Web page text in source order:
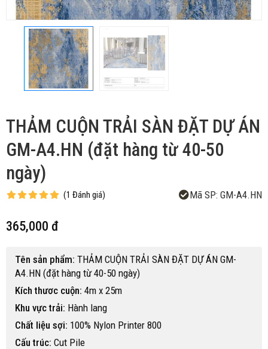
THẢM CUỘN TRẢI SÀN ĐẶT DỰ ÁN
GM-A4.HN (đặt hàng từ 40-50
ngày)
(1 Đánh giá) Mã SP: GM-A4.HN
365,000 đ
Tên sản phẩm: THẢM CUỘN TRẢI SÀN ĐẶT DỰ ÁN GM-
A4.HN (đặt hàng từ 40-50 ngày)
Kích thươc cuộn: 4m x 25m
Khu vực trải: Hành lang
Chất liệu sợi: 100% Nylon Printer 800
Cấu trúc: Cut Pile